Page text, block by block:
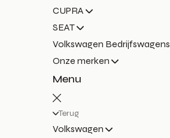
CUPRA
SEAT
Volkswagen Bedrijfswagens
Onze merken
Menu
Terug
Volkswagen